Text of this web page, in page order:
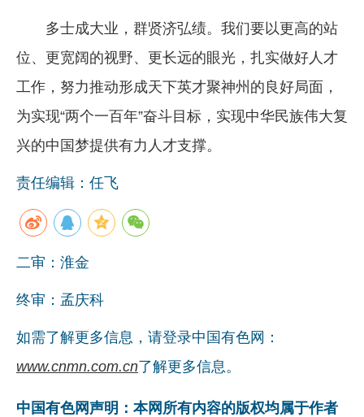
多士成大业，群贤济弘绩。我们要以更高的站
位、更宽阔的视野、更长远的眼光，扎实做好人才
工作，努力推动形成天下英才聚神州的良好局面，
为实现“两个一百年”奋斗目标，实现中华民族伟大复
兴的中国梦提供有力人才支撑。
责任编辑：任飞
二审：淮金
终审：孟庆科
如需了解更多信息，请登录中国有色网：
www.cnmn.com.cn了解更多信息。
中国有色网声明：本网所有内容的版权均属于作者